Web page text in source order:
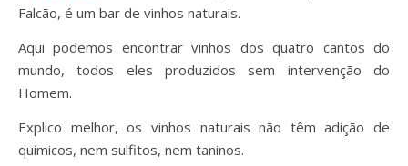
Falcão, é um bar de vinhos naturais.
Aqui podemos encontrar vinhos dos quatro cantos do
mundo, todos eles produzidos sem intervenção do
Homem.
Explico melhor, os vinhos naturais não têm adição de
químicos, nem sulfitos, nem taninos.